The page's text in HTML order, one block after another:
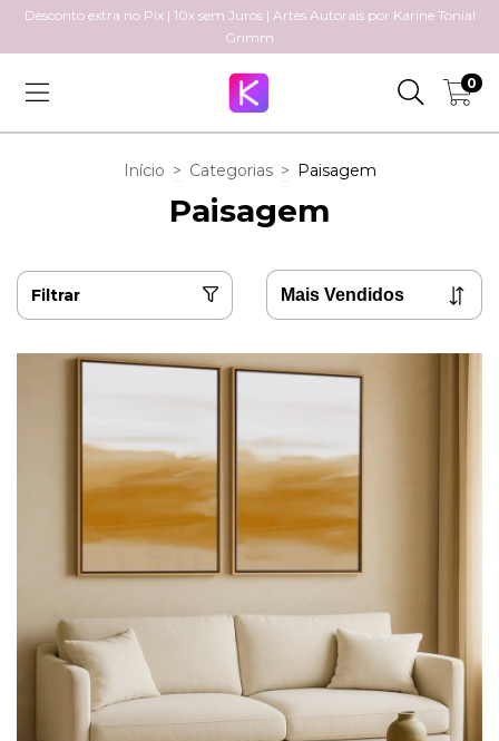
Desconto extra no Pix | 10x sem Juros | Artes Autorais por Karine Tonial
Grimm
0
Início > Categorias > Paisagem
Paisagem
Filtrar